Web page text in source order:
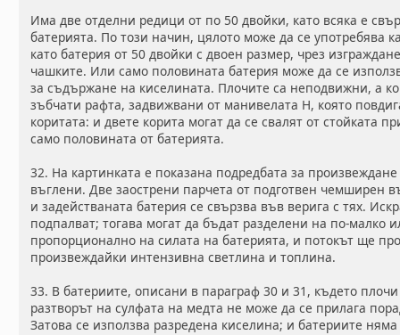
Има две отделни редици от по 50 двойки, като всяка е
батерията. По този начин, цялото може да се употребява
като батерия от 50 двойки с двоен размер, чрез
чашките. Или само половината батерия може да се
за съдържане на киселината. Плочите са неподвижни, а
зъбчати рафта, задвижвани от манивелата Н, която
коритата: и двете корита могат да се свалят от стойката
само половината от батерията.
32. На картинката е показана подредбата за
въглени. Две заострени парчета от подготвен чемширен
и задействаната батерия се свързва във верига с тях.
подпалват; тогава могат да бъдат разделени на по-малко
пропорционално на силата на батерията, и потокът ще
произвеждайки интензивна светлина и топлина.
33. В батериите, описани в параграф 30 и 31, където
разтворът на сулфата на медта не може да се прилага
Затова се използва разредена киселина; и батериите